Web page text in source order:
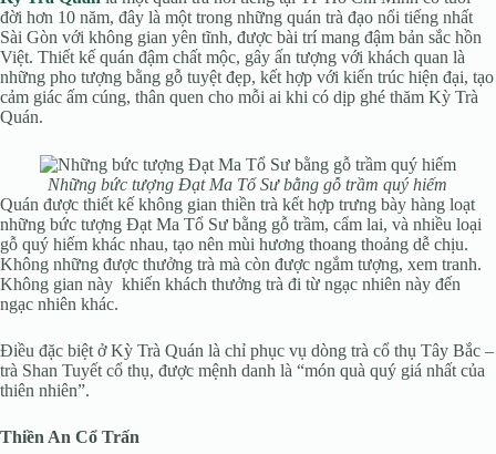
đời hơn 10 năm, đây là một trong những quán trà đạo nổi tiếng nhất
Sài Gòn với không gian yên tĩnh, được bài trí mang đậm bản sắc hồn
Việt. Thiết kế quán đậm chất mộc, gây ấn tượng với khách quan là
những pho tượng bằng gỗ tuyệt đẹp, kết hợp với kiến trúc hiện đại, tạo
cảm giác ấm cúng, thân quen cho mỗi ai khi có dịp ghé thăm Kỳ Trà
Quán.
Những bức tượng Đạt Ma Tổ Sư bằng gỗ trầm quý hiếm
Quán được thiết kế không gian thiền trà kết hợp trưng bày hàng loạt
những bức tượng Đạt Ma Tổ Sư bằng gỗ trầm, cẩm lai, và nhiều loại
gỗ quý hiếm khác nhau, tạo nên mùi hương thoang thoảng dễ chịu.
Không những được thưởng trà mà còn được ngắm tượng, xem tranh.
Không gian này khiến khách thưởng trà đi từ ngạc nhiên này đến
ngạc nhiên khác.
Điều đặc biệt ở Kỳ Trà Quán là chỉ phục vụ dòng trà cổ thụ Tây Bắc –
trà Shan Tuyết cổ thụ, được mệnh danh là “món quà quý giá nhất của
thiên nhiên”.
Thiền An Cổ Trấn